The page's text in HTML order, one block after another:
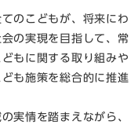
のこどもが、将来にわ
の実現を目指して、常
もに関する取り組みや
も施策を総合的に推進
実情を踏まえながら、